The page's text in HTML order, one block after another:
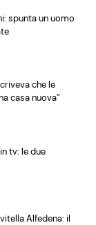
spunta un uomo
che le
casa nuova”
tv: le due
Alfedena: il